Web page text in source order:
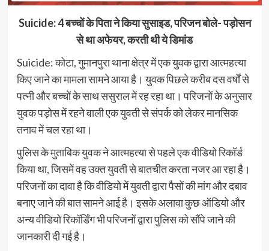
Suicide: 4 बच्चों के पिता ने किया सुसाइड, परिजन बोले- पड़ोसन
से था अफेयर, करती थी ये डिमांड
Suicide: कोटा, गुमानपुरा थाना क्षेत्र में एक युवक द्वारा आत्महत्या
किए जाने का मामला सामने आया है। युवक पिछले करीब दस वर्षों से
पत्नी और बच्चों के साथ ससुराल में रह रहा था। परिजनों के अनुसार
युवक पड़ोस में रहने वाली एक युवती से संपर्क को लेकर मानसिक
तनाव में चल रहा था।
पुलिस के मुताबिक युवक ने आत्महत्या से पहले एक वीडियो रिकॉर्ड
किया था, जिसमें वह उक्त युवती से बातचीत करता नजर आ रहा है।
परिजनों का दावा है कि वीडियो में युवती द्वारा पैसों की मांग और दबाव
बनाए जाने की बात सामने आई है। इसके अलावा कुछ ऑडियो और
अन्य वीडियो रिकॉर्डिंग भी परिजनों द्वारा पुलिस को सौंपे जाने की
जानकारी दी गई है।